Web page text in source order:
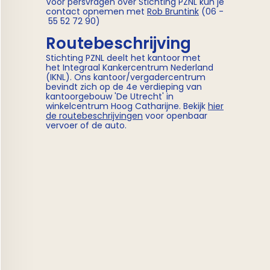
contact opnemen met Rob Bruntink (06 -
55 52 72 90)
Routebeschrijving
Stichting PZNL deelt het kantoor met
het Integraal Kankercentrum Nederland
(IKNL). Ons kantoor/vergadercentrum
bevindt zich op de 4e verdieping van
kantoorgebouw 'De Utrecht' in
winkelcentrum Hoog Catharijne. Bekijk hier
de routebeschrijvingen voor openbaar
vervoer of de auto.